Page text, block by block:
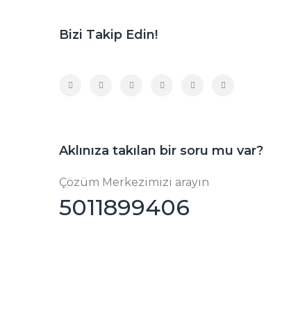
Bizi Takip Edin!
Aklınıza takılan bir soru mu var?
Çözüm Merkezimizi arayın
5011899406